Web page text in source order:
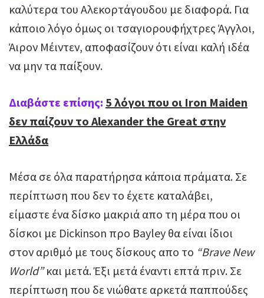
καλύτερα του Αλεκορτάγουδου με διαφορά. Για
κάποιο λόγο όμως οι τσαγιορουφήχτρες Άγγλοι,
Άιρον Μέιντεν, αποφασίζουν ότι είναι καλή ιδέα
να μην τα παίξουν.
Διαβάστε επίσης: 5 λόγοι που οι Iron Maiden
δεν παίζουν το Alexander the Great στην
Ελλάδα
Μέσα σε όλα παρατήρησα κάποια πράματα. Σε
περίπτωση που δεν το έχετε καταλάβει,
είμαστε ένα δίσκο μακριά απο τη μέρα που οι
δίσκοι με Dickinson προ Bayley θα είναι ίδιοι
στον αριθμό με τους δίσκους απο το “Brave New
World”και μετά. Έξι μετά έναντι επτά πριν. Σε
περίπτωση που δε νιώθατε αρκετά παππούδες